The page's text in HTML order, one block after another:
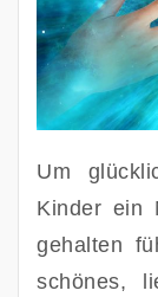
Um
Kinder ein
gehalten
schönes,